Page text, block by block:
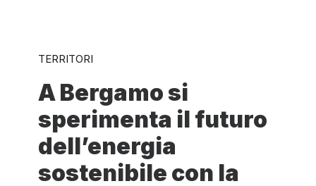
TERRITORI
A Bergamo si
sperimenta il futuro
dell’energia
sostenibile con la